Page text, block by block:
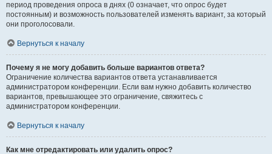
период проведения опроса в днях (0 означает, что опрос будет
постоянным) и возможность пользователей изменять вариант, за который
они проголосовали.
Вернуться к началу
Почему я не могу добавить больше вариантов ответа?
Ограничение количества вариантов ответа устанавливается
администратором конференции. Если вам нужно добавить количество
вариантов, превышающее это ограничение, свяжитесь с
администратором конференции.
Вернуться к началу
Как мне отредактировать или удалить опрос?